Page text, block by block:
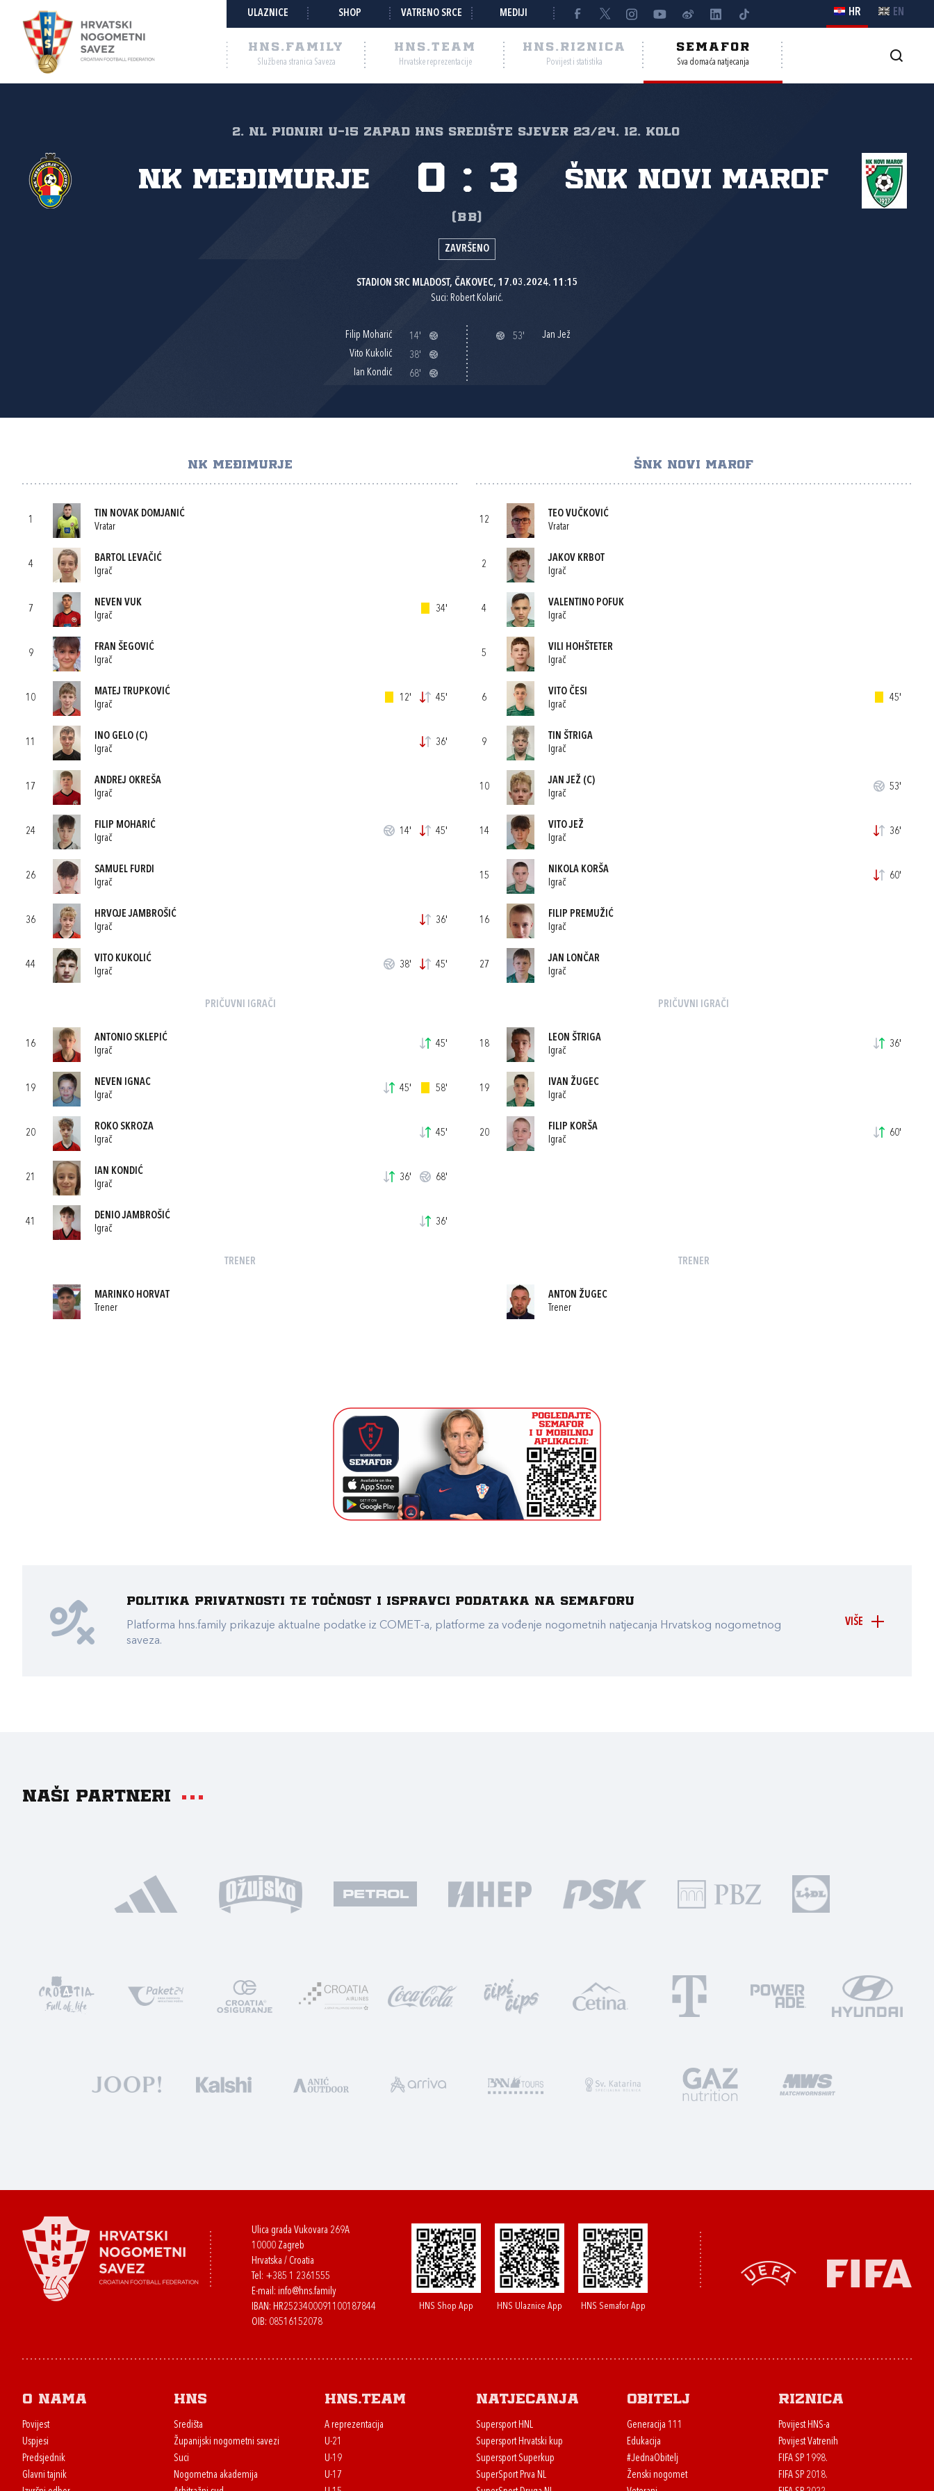
ULAZNICE SHOP VATRENO SRCE MEDIJI HR EN
HNS.FAMILY
Službena stranica Saveza
HNS.TEAM
Hrvatske reprezentacije
HNS.RIZNICA
Povijest i statistika
SEMAFOR
Sva domaća natjecanja
2. NL PIONIRI U-15 ZAPAD HNS SREDIŠTE SJEVER 23/24, 12. kolo
NK Međimurje ŠNK Novi Marof
0 : 3
(BB)
ZAVRŠENO
STADION SRC MLADOST, ČAKOVEC, 17.03.2024. 11:15
Suci: Robert Kolarić.
Filip Moharić
14'
Vito Kukolić
38'
Ian Kondić
68'
53' Jan Jež
NK MEĐIMURJE
1
TIN NOVAK DOMJANIĆ
Vratar
4
BARTOL LEVAČIĆ
Igrač
7
NEVEN VUK
Igrač
34'
9
FRAN ŠEGOVIĆ
Igrač
10
MATEJ TRUPKOVIĆ
Igrač
12' 45'
11
INO GELO (C)
Igrač
36'
17
ANDREJ OKREŠA
Igrač
24
FILIP MOHARIĆ
Igrač
14' 45'
26
SAMUEL FURDI
Igrač
36
HRVOJE JAMBROŠIĆ
Igrač
36'
44
VITO KUKOLIĆ
Igrač
38' 45'
PRIČUVNI IGRAČI
16
ANTONIO SKLEPIĆ
Igrač
45'
19
NEVEN IGNAC
Igrač
45' 58'
20
ROKO SKROZA
Igrač
45'
21
IAN KONDIĆ
Igrač
36' 68'
41
DENIO JAMBROŠIĆ
Igrač
36'
TRENER
MARINKO HORVAT
Trener
ŠNK NOVI MAROF
12
TEO VUČKOVIĆ
Vratar
2
JAKOV KRBOT
Igrač
4
VALENTINO POFUK
Igrač
5
VILI HOHŠTETER
Igrač
6
VITO ČESI
Igrač
45'
9
TIN ŠTRIGA
Igrač
10
JAN JEŽ (C)
Igrač
53'
14
VITO JEŽ
Igrač
36'
15
NIKOLA KORŠA
Igrač
60'
16
FILIP PREMUŽIĆ
Igrač
27
JAN LONČAR
Igrač
PRIČUVNI IGRAČI
18
LEON ŠTRIGA
Igrač
36'
19
IVAN ŽUGEC
Igrač
20
FILIP KORŠA
Igrač
60'
TRENER
ANTON ŽUGEC
Trener
VIŠE
Politika privatnosti te točnost i ispravci podataka na Semaforu
Platforma hns.family prikazuje aktualne podatke iz COMET-a, platforme za vođenje nogometnih natjecanja Hrvatskog nogometnog
saveza.
Naši partneri
Ulica grada Vukovara 269A
10000 Zagreb
Hrvatska / Croatia
Tel: +385 1 2361555
E-mail: info@hns.family
IBAN: HR2523400091100187844
OIB: 08516152078
HNS Shop App HNS Ulaznice App HNS Semafor App
O nama
Povijest
Uspjesi
Predsjednik
Glavni tajnik
HNS
Središta
Županijski nogometni savezi
Suci
Nogometna akademija
HNS.team
A reprezentacija
U-21
U-19
U-17
Natjecanja
Supersport HNL
Supersport Hrvatski kup
Supersport Superkup
SuperSport Prva NL
Obitelj
Generacija 111
Edukacija
#JednaObitelj
Ženski nogomet
Riznica
Povijest HNS-a
Povijest Vatrenih
FIFA SP 1998.
FIFA SP 2018.